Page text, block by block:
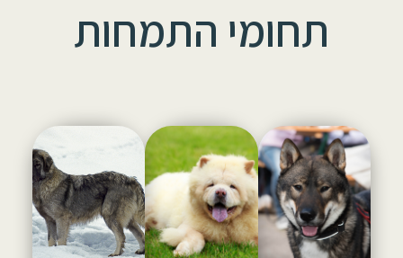
תחומי התמחות